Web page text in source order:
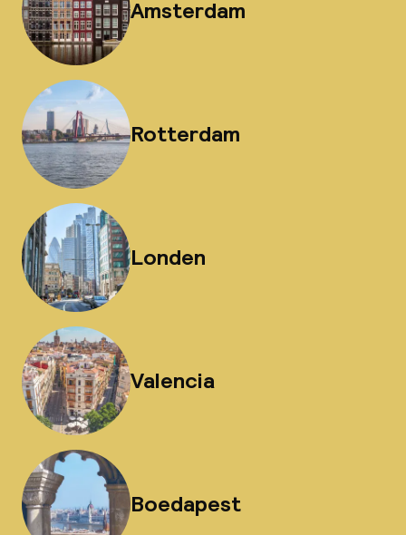
Amsterdam
Rotterdam
Londen
Valencia
Boedapest